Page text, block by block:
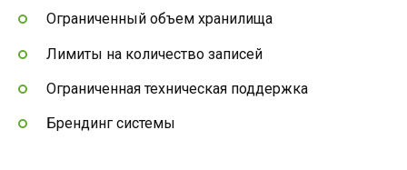
Ограниченный объем хранилища
Лимиты на количество записей
Ограниченная техническая поддержка
Брендинг системы